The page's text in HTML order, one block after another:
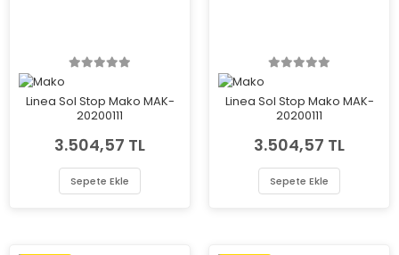
Linea Sol Stop Mako MAK-
20200111
3.504,57 TL
Sepete Ekle
Linea Sol Stop Mako MAK-
20200111
3.504,57 TL
Sepete Ekle